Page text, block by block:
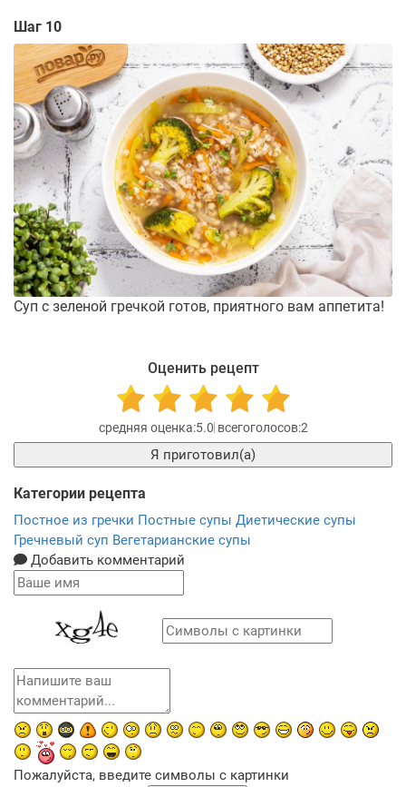
Шаг 10
Суп с зеленой гречкой готов, приятного вам аппетита!
Оценить рецепт
5.0 2
Я приготовил(а)
Категории рецепта
Постное из гречки Постные супы Диетические супы
Гречневый суп Вегетарианские супы
Добавить комментарий
Пожалуйста, введите символы с картинки